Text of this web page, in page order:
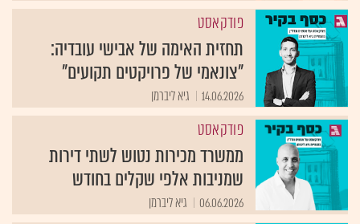
פודקאסט
תחזית האימה של אבישי עובדיה:
"צונאמי של פרויקטים תקועים"
14.06.2026 גיא ליברמן
פודקאסט
ממשרד מכירות נטוש לשתי דירות
שמניבות אלפי שקלים בחודש
06.06.2026 גיא ליברמן